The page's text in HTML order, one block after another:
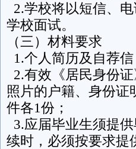
2.学校将以短信、
学校面试。
（三）材料要求
1.个人简历及自荐信
2.有效《居民身份
照片的户籍、身份证
件各1份；
3.应届毕业生须提
续时，必须按要求提